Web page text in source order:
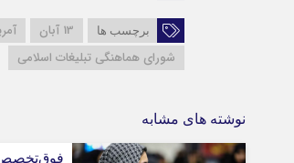
برچسب ها 13 آبان
شورای هماهنگی تبلیغات اسلامی
نوشته های مشابه
فوق‌تخصص